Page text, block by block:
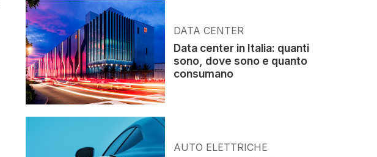
DATA CENTER
Data center in Italia: quanti
sono, dove sono e quanto
consumano
AUTO ELETTRICHE